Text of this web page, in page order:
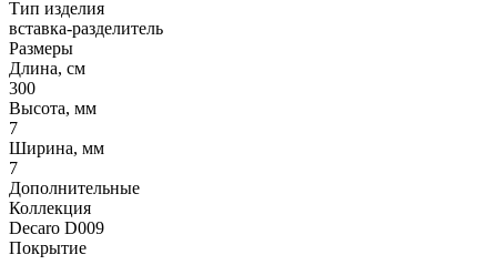
Тип изделия
вставка-разделитель
Размеры
Длина, см
300
Высота, мм
7
Ширина, мм
7
Дополнительные
Коллекция
Decaro D009
Покрытие